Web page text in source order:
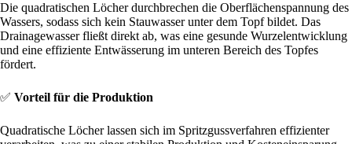
Die quadratischen Löcher durchbrechen die Oberflächenspannung des
Wassers, sodass sich kein Stauwasser unter dem Topf bildet. Das
Drainagewasser fließt direkt ab, was eine gesunde Wurzelentwicklung
und eine effiziente Entwässerung im unteren Bereich des Topfes
fördert.
✅ Vorteil für die Produktion
Quadratische Löcher lassen sich im Spritzgussverfahren effizienter